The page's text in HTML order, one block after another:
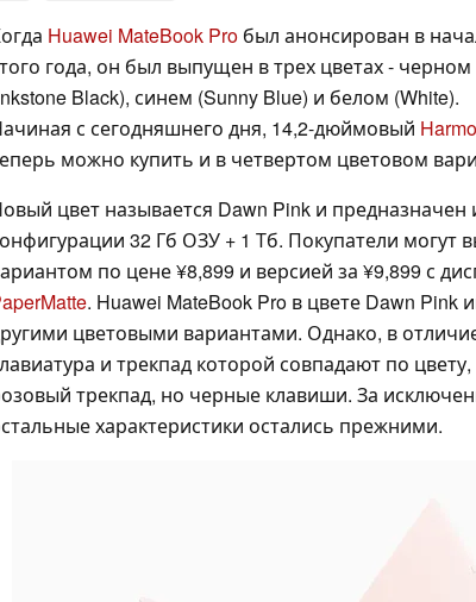
Huawei MateBook Pro был анонсирован в
года, он был выпущен в трех цветах - черном
Black), синем (Sunny Blue) и белом (White).
с сегодняшнего дня, 14,2-дюймовый
можно купить и в четвертом цветовом
цвет называется Dawn Pink и предназначен
32 Гб ОЗУ + 1 Тб. Покупатели могут
по цене ¥8,899 и версией за ¥9,899 с
. Huawei MateBook Pro в цвете Dawn Pink
цветовыми вариантами. Однако, в
и трекпад которой совпадают по
трекпад, но черные клавиши. За
характеристики остались прежними.